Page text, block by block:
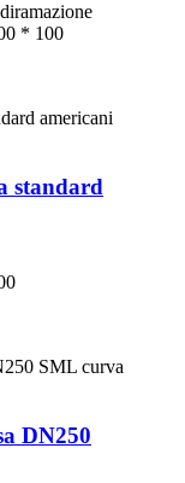
* 100
standard
DN250